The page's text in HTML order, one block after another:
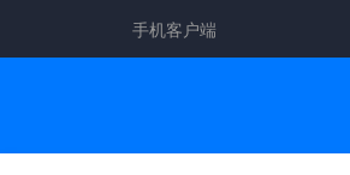
手机客户端